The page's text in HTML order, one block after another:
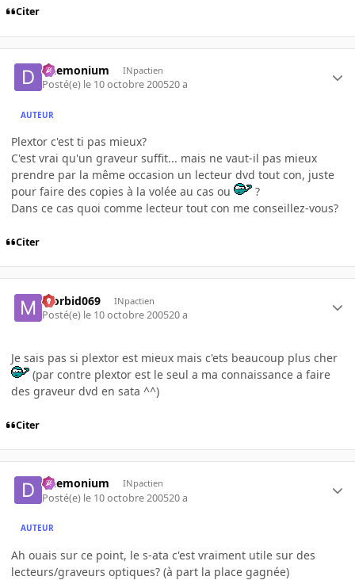
Citer
Daemonium INpactien
Posté(e) le 10 octobre 200520 a
AUTEUR
Plextor c'est ti pas mieux?
C'est vrai qu'un graveur suffit... mais ne vaut-il pas mieux
prendre par la même occasion un lecteur dvd tout con, juste
pour faire des copies à la volée au cas ou
?
Dans ce cas quoi comme lecteur tout con me conseillez-vous?
Citer
Morbid069 INpactien
Posté(e) le 10 octobre 200520 a
Je sais pas si plextor est mieux mais c'ets beaucoup plus cher
(par contre plextor est le seul a ma connaissance a faire
des graveur dvd en sata ^^)
Citer
Daemonium INpactien
Posté(e) le 10 octobre 200520 a
AUTEUR
Ah ouais sur ce point, le s-ata c'est vraiment utile sur des
lecteurs/graveurs optiques? (à part la place gagnée)